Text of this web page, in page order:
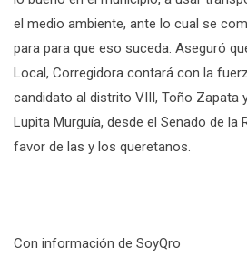
el medio ambiente, ante lo cual se
para para que eso suceda. Aseguró
Local, Corregidora contará con la
candidato al distrito VIII, Toño Zapata
Lupita Murguía, desde el Senado de la
favor de las y los queretanos.
Con información de SoyQro